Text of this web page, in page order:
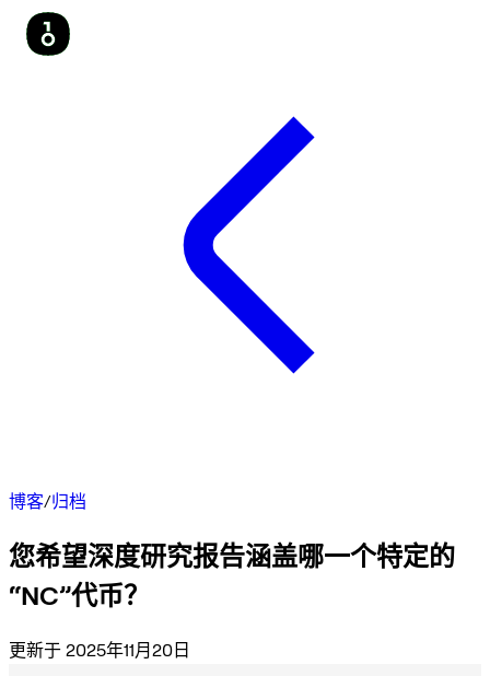
博客/归档
您希望深度研究报告涵盖哪一个特定的
“NC”代币？
更新于 2025年11月20日